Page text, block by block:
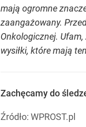
mają ogromne
zaangażowany.
Onkologicznej.
wysiłki, które mają
Zachęcamy do
Źródło: WPROST.pl